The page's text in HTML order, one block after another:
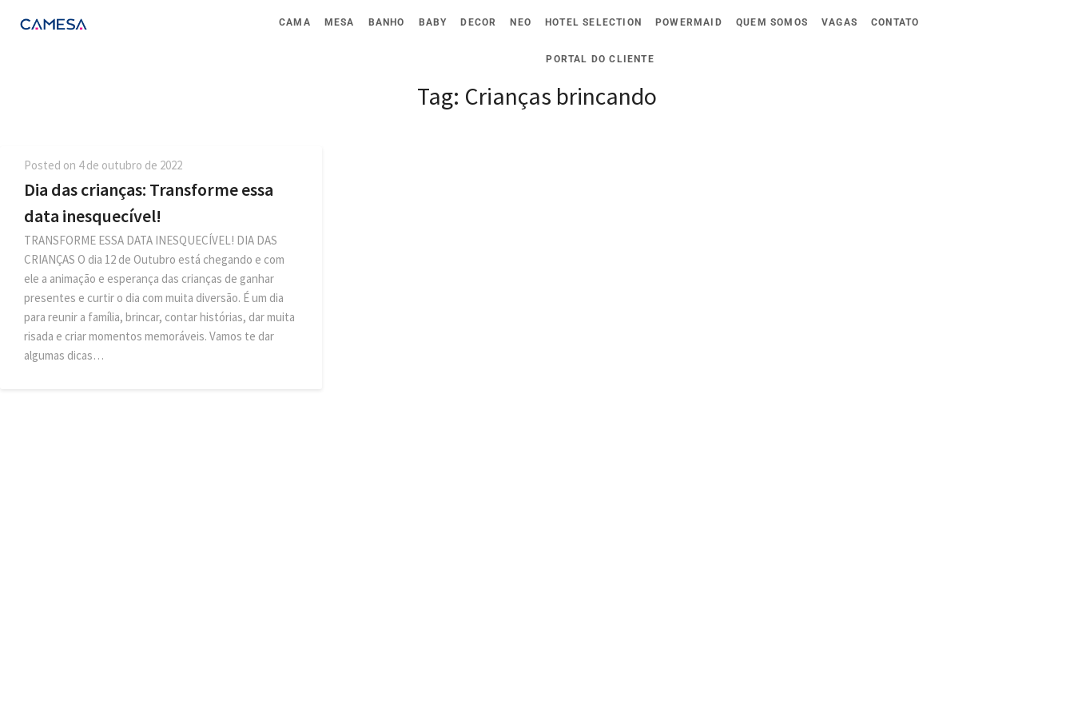
CAMA MESA BANHO BABY DECOR NEO HOTEL SELECTION POWERMAID QUEM SOMOS VAGAS CONTATO
PORTAL DO CLIENTE
Tag: Crianças brincando
Posted on 4 de outubro de 2022
Dia das crianças: Transforme essa
data inesquecível!
TRANSFORME ESSA DATA INESQUECÍVEL! DIA DAS
CRIANÇAS O dia 12 de Outubro está chegando e com
ele a animação e esperança das crianças de ganhar
presentes e curtir o dia com muita diversão. É um dia
para reunir a família, brincar, contar histórias, dar muita
risada e criar momentos memoráveis. Vamos te dar
algumas dicas…